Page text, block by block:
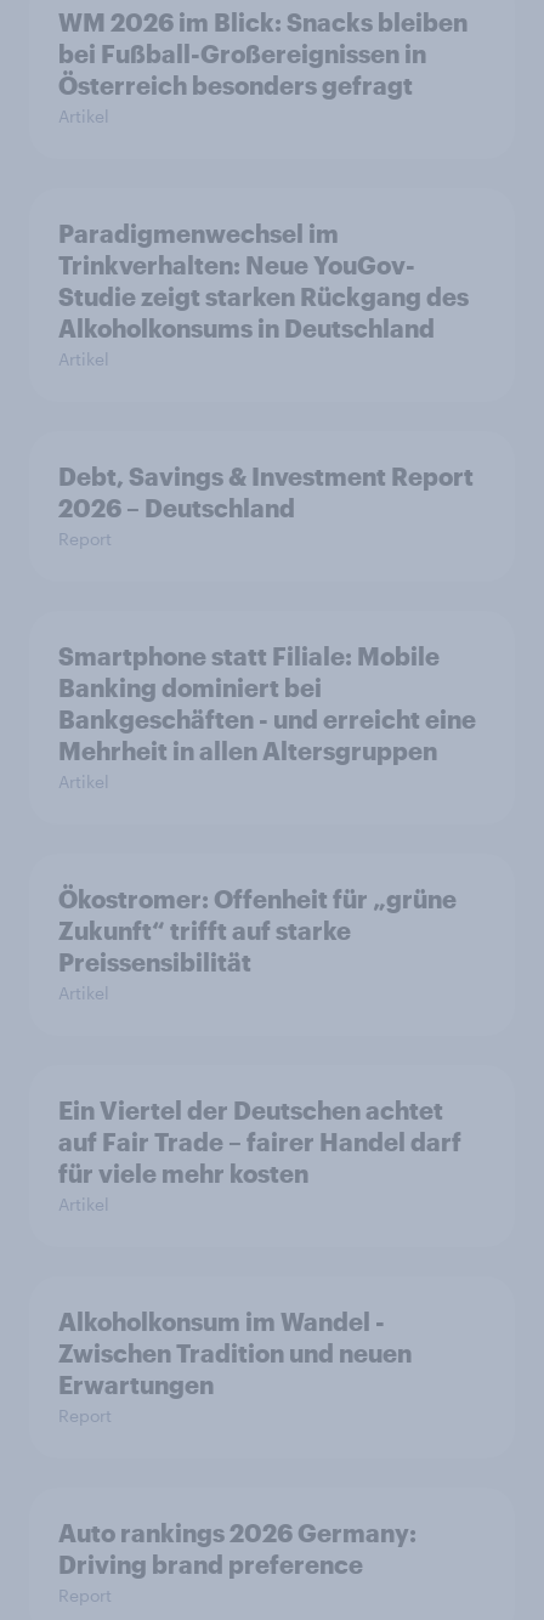
WM 2026 im Blick: Snacks bleiben
bei Fußball-Großereignissen in
Österreich besonders gefragt
Artikel
Paradigmenwechsel im
Trinkverhalten: Neue YouGov-
Studie zeigt starken Rückgang des
Alkoholkonsums in Deutschland
Artikel
Debt, Savings & Investment Report
2026 – Deutschland
Report
Smartphone statt Filiale: Mobile
Banking dominiert bei
Bankgeschäften - und erreicht eine
Mehrheit in allen Altersgruppen
Artikel
Ökostromer: Offenheit für „grüne
Zukunft“ trifft auf starke
Preissensibilität
Artikel
Ein Viertel der Deutschen achtet
auf Fair Trade – fairer Handel darf
für viele mehr kosten
Artikel
Alkoholkonsum im Wandel​ -
Zwischen Tradition und neuen
Erwartungen
Report
Auto rankings 2026 Germany:
Driving brand preference
Report